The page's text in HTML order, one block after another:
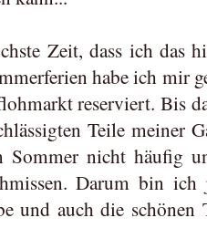
Zeit, dass ich das
habe ich mir
reserviert. Bis
Teile meiner
Sommer nicht häufig
Darum bin
und auch die schönen